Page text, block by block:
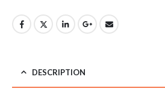
DESCRIPTION